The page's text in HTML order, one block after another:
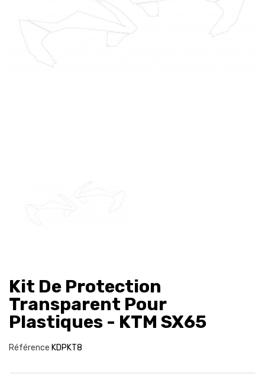
Kit De Protection
Transparent Pour
Plastiques - KTM SX65
Référence KDPKT8